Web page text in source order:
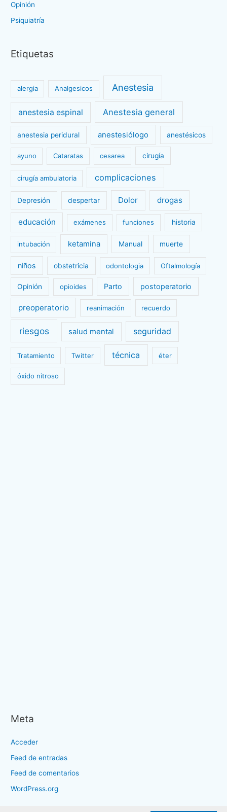
Opinión
Psiquiatría
Etiquetas
alergia Analgesicos Anestesia
anestesia espinal Anestesia general
anestesia peridural anestesiólogo anestésicos
ayuno Cataratas cesarea cirugía
cirugía ambulatoria complicaciones
Depresión despertar Dolor drogas
educación exámenes funciones historia
intubación ketamina Manual muerte
niños obstetricia odontologia Oftalmología
Opinión opioides Parto postoperatorio
preoperatorio reanimación recuerdo
riesgos salud mental seguridad
Tratamiento Twitter técnica éter
óxido nitroso
Meta
Acceder
Feed de entradas
Feed de comentarios
WordPress.org